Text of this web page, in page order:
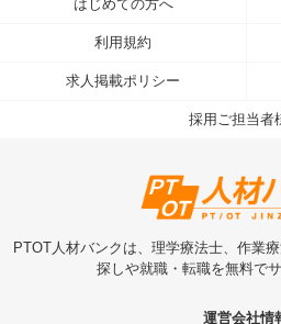
はじめての方へ
利用規約
求人掲載ポリシー
採用ご担当者
PTOT人材バンクは、理学療法士、作業
探しや就職・転職を無料で
運営会社情